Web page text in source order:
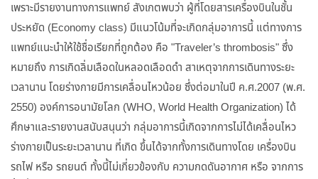
เพราะมีรายงานทางการแพทย์ สังเกตพบว่า ผู้ที่โดยสารเครื่องบินในชั้น
ประหยัด (Economy class) มีแนวโน้มที่จะเกิดกลุ่มอาการนี้ แต่ทางการ
แพทย์แนะนำให้ใช้ชื่อเรียกที่ถูกต้อง คือ "Traveler’s thrombosis" ซึ่ง
หมายถึง การเกิดลิ่มเลือดในหลอดเลือดดำ สาเหตุจากการเดินทางระยะ
เวลานาน โดยร่างกายมีการเคลื่อนไหวน้อย ซึ่งต่อมาในปี ค.ศ.2007 (พ.ศ.
2550) องค์การอนามัยโลก (WHO, World Health Organization) ได้
ศึกษาและรายงานสนับสนุนว่า กลุ่มอาการนี้เกิดจากการไม่ได้เคลื่อนไหว
ร่างกายเป็นระยะเวลานาน ที่เกิด ขึ้นได้จากทั้งการเดินทางโดย เครื่องบิน
รถไฟ หรือ รถยนต์ ทั้งนี้ไม่เกี่ยวข้องกับ ความกดดันอากาศ หรือ จากการ